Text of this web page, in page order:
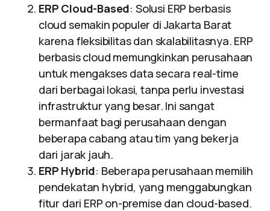
ERP Cloud-Based: Solusi ERP berbasis
cloud semakin populer di Jakarta Barat
karena fleksibilitas dan skalabilitasnya. ERP
berbasis cloud memungkinkan perusahaan
untuk mengakses data secara real-time
dari berbagai lokasi, tanpa perlu investasi
infrastruktur yang besar. Ini sangat
bermanfaat bagi perusahaan dengan
beberapa cabang atau tim yang bekerja
dari jarak jauh.
ERP Hybrid: Beberapa perusahaan memilih
pendekatan hybrid, yang menggabungkan
fitur dari ERP on-premise dan cloud-based.